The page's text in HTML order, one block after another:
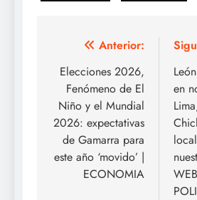
Navegación
de
entradas
Anterior:
Elecciones 2026,
Fenómeno de El
Niño y el Mundial
2026: expectativas
de Gamarra para
este año ‘movido’ |
ECONOMIA
en